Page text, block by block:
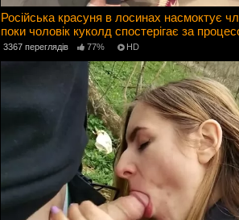
Російська красуня в лосинах насмоктує
поки чоловік куколд спостерігає за
3367 переглядів 77% HD